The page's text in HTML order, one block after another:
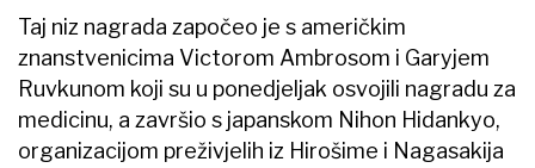
Taj niz nagrada započeo je s američkim
znanstvenicima Victorom Ambrosom i Garyjem
Ruvkunom koji su u ponedjeljak osvojili nagradu za
medicinu, a završio s japanskom Nihon Hidankyo,
organizacijom preživjelih iz Hirošime i Nagasakija